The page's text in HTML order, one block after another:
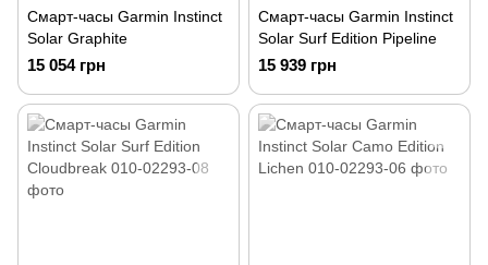
Смарт-часы Garmin Instinct
Solar Graphite
15 054 грн
Смарт-часы Garmin Instinct
Solar Surf Edition Pipeline
15 939 грн